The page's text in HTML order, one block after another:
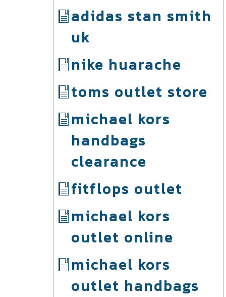
adidas stan smith
uk
nike huarache
toms outlet store
michael kors
handbags
clearance
fitflops outlet
michael kors
outlet online
michael kors
outlet handbags